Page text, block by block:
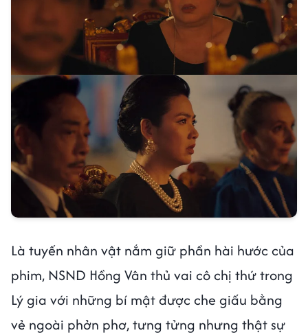
Là tuyến nhân vật nắm giữ phần hài hước của
phim, NSND Hồng Vân thủ vai cô chị thứ trong
Lý gia với những bí mật được che giấu bằng
vẻ ngoài phởn phơ, tưng tửng nhưng thật sự